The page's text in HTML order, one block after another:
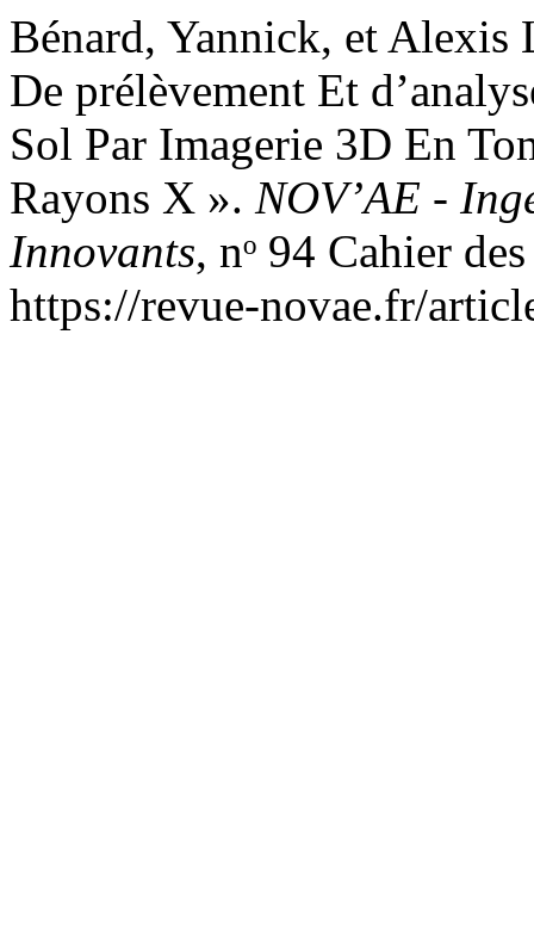
Bénard, Yannick, et Alexis
De prélèvement Et
Sol Par Imagerie 3D En
Rayons X ». NOV’AE -
Innovants, nᵒ 94 Cahier
https://revue-novae.fr/